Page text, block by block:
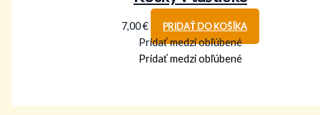
7,00€ PRIDAŤ DO KOŠÍKA
Pridať medzi obľúbené
Pridať medzi obľúbené